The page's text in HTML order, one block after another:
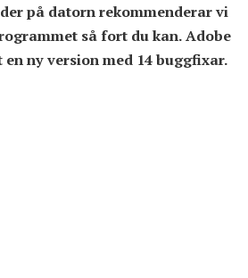
på datorn rekommenderar vi
så fort du kan. Adobe
ny version med 14 buggfixar.